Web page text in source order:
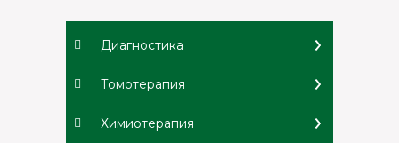
Диагностика
Томотерапия
Химиотерапия